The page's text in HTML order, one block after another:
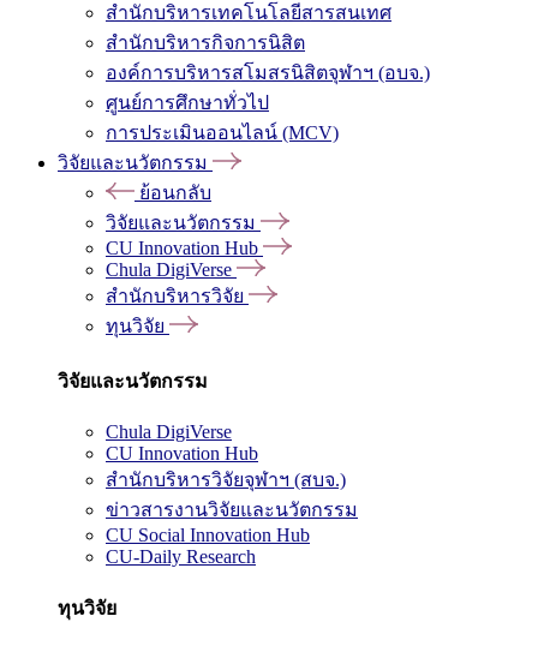
สำนักบริหารเทคโนโลยีสารสนเทศ
สำนักบริหารกิจการนิสิต
องค์การบริหารสโมสรนิสิตจุฬาฯ (อบจ.)
ศูนย์การศึกษาทั่วไป
การประเมินออนไลน์ (MCV)
วิจัยและนวัตกรรม
ย้อนกลับ
วิจัยและนวัตกรรม
CU Innovation Hub
Chula DigiVerse
สำนักบริหารวิจัย
ทุนวิจัย
วิจัยและนวัตกรรม
Chula DigiVerse
CU Innovation Hub
สำนักบริหารวิจัยจุฬาฯ (สบจ.)
ข่าวสารงานวิจัยและนวัตกรรม
CU Social Innovation Hub
CU-Daily Research
ทุนวิจัย